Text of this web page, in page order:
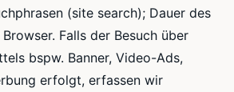
(site search); Dauer des
Falls der Besuch über
bspw. Banner, Video-Ads,
erfolgt, erfassen wir